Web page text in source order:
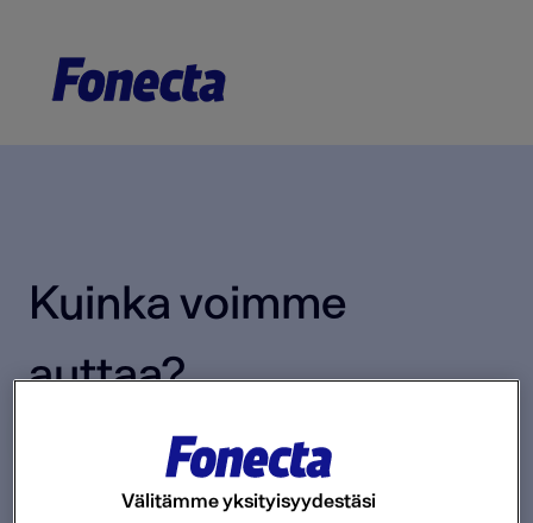
Kuinka voimme
auttaa?
Ehdotuksia ei ole, koska hakukenttä on tyhjä.
Välitämme yksityisyydestäsi